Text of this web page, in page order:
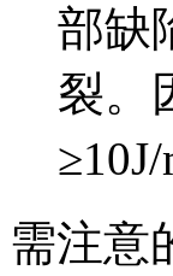
部缺
裂。
需注意